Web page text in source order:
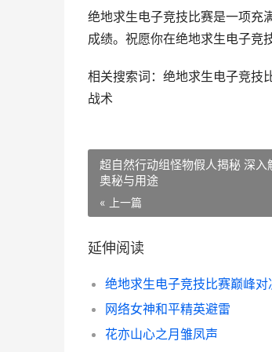
绝地求生电子竞技比赛是一项充
成绩。祝愿你在绝地求生电子竞
相关搜索词：绝地求生电子竞技
战术
超自然行动组怪物假人揭秘 深入
奥秘与用途
« 上一篇
延伸阅读
网络女神和平精英避雷
花亦山心之月雏凤声